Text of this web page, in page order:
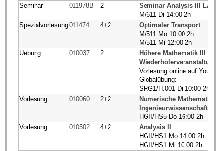
Seminar
011978B 2
Seminar Analysis III LA
M/611 Di 14:00 2h
Spezialvorlesung011474 4+2
Optimaler Transport
M/511 Mo 10:00 2h
M/511 Mi 12:00 2h
Uebung
010037 2
Höhere Mathematik III
Wiederholerveranstaltung
Vorlesung online auf
Globalübung:
SRG1/H.001 Di 10:00 2h
Vorlesung
010060 2+2
Numerische Mathematik
Ingenieurwissenschaften
HGII/HS5 Do 16:00 2h
Vorlesung
010502 4+2
Analysis II
HGII/HS1 Mo 14:00 2h
HGII/HS1 Mi 10:00 2h